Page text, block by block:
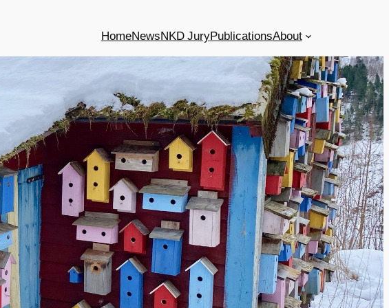
HomeNewsNKD JuryPublicationsAbout